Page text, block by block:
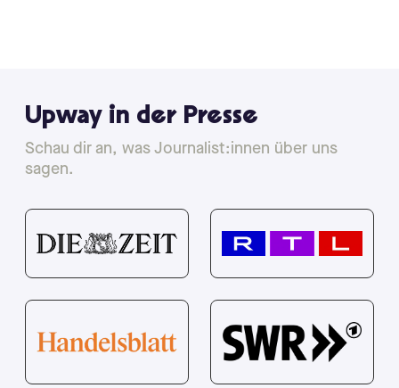
Upway in der Presse
Schau dir an, was Journalist:innen über uns
sagen.